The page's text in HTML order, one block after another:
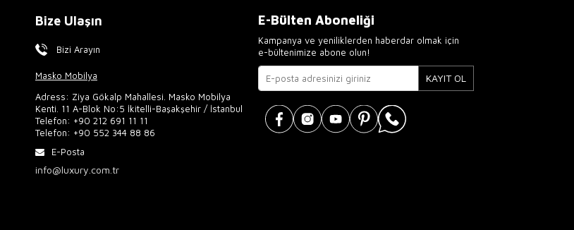
Bize Ulaşın
Bizi Arayın
Masko Mobilya
Adress: Ziya Gökalp Mahallesi. Masko Mobilya
Kenti. 11 A-Blok No:5 İkitelli-Başakşehir / İstanbul
Telefon: +90 212 691 11 11
Telefon: +90 552 344 88 86
E-Posta
info@luxury.com.tr
E-Bülten Aboneliği
Kampanya ve yeniliklerden haberdar olmak için
e-bültenimize abone olun!
KAYIT OL